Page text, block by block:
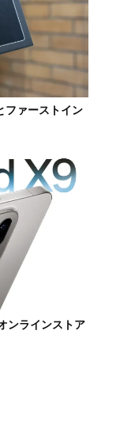
ァーストイン
ンラインストア